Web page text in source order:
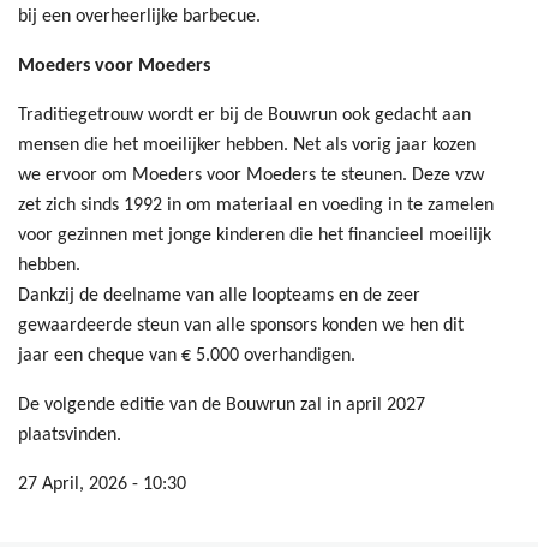
bij een overheerlijke barbecue.
Moeders voor Moeders
Traditiegetrouw wordt er bij de Bouwrun ook gedacht aan
mensen die het moeilijker hebben. Net als vorig jaar kozen
we ervoor om Moeders voor Moeders te steunen. Deze vzw
zet zich sinds 1992 in om materiaal en voeding in te zamelen
voor gezinnen met jonge kinderen die het financieel moeilijk
hebben.
Dankzij de deelname van alle loopteams en de zeer
gewaardeerde steun van alle sponsors konden we hen dit
jaar een cheque van € 5.000 overhandigen.
De volgende editie van de Bouwrun zal in april 2027
plaatsvinden.
27 April, 2026 - 10:30